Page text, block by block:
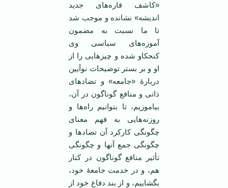
«کاشف قاره‌های جدید
اندیشه» نشانده و موجب شد
تا ما نسبت به مضمون
آموزه‌های سیاسی وی
کنجکاو شده و چیزهایی را از
او و بر بستر توضیحات نوآیین
دربارۀ «جامعه» و تضادهای
ذاتی و منافع گوناگون در آن،
بیاموزیم، تا بتوانیم راه‌ها و
روزنه‌هایی به فهم معنای
چگونگی کارکرد آن تضادها و
چگونگی جمع آنها و چگونگی
تأثیر منافع گوناگون در کنار
هم، و در خدمت جامعۀ خود،
بگشاییم، و از بند دفاع خود از